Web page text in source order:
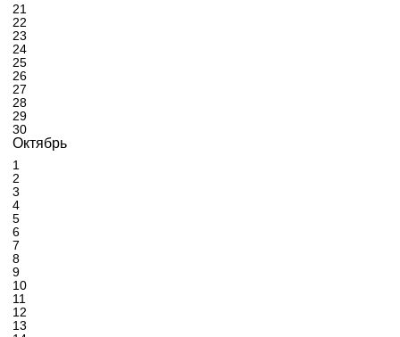
21
22
23
24
25
26
27
28
29
30
Октябрь
1
2
3
4
5
6
7
8
9
10
11
12
13